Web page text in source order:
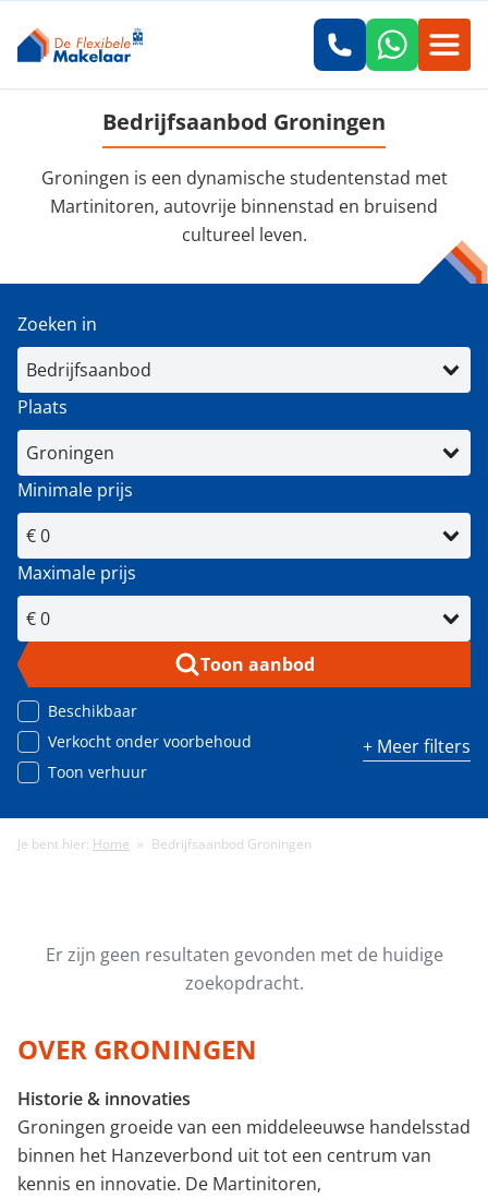
Bedrijfsaanbod Groningen
Groningen is een dynamische studentenstad met
Martinitoren, autovrije binnenstad en bruisend
cultureel leven.
Zoeken in
Plaats
Minimale prijs
Maximale prijs
Toon aanbod
Beschikbaar
Verkocht onder voorbehoud
Toon verhuur
+ Meer filters
Minimale energielabel
Minimale gebruiksoppervlakte (m²)
Minimaal aantal kamers
Je bent hier: Home » Bedrijfsaanbod Groningen
Er zijn geen resultaten gevonden met de huidige
zoekopdracht.
OVER GRONINGEN
Historie & innovaties
Groningen groeide van een middeleeuwse handelsstad
binnen het Hanzeverbond uit tot een centrum van
kennis en innovatie. De Martinitoren,